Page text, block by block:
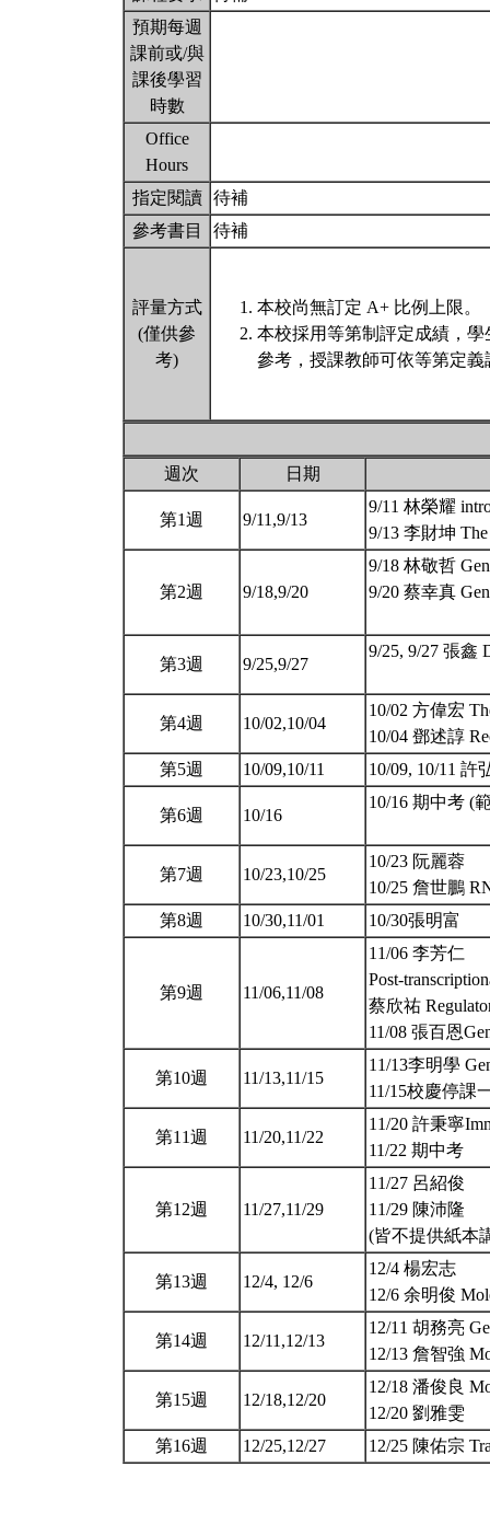
預期每週
課前或/與
課後學習
時數
Office
Hours
指定閱讀
待補
參考書目
待補
評量方式
(僅供參
考)
本校尚無訂定 A+ 比例上限。
本校採用等第制評定成績，
參考，授課教師可依等第定
週次 日期
第1週 9/11,9/13
9/11 林榮耀
9/13 李財坤
第2週 9/18,9/20
9/18 林敬哲
9/20 蔡幸真
第3週 9/25,9/27
9/25, 9/27 張鑫
第4週 10/02,10/04
10/02 方偉宏
10/04 鄧述諄
第5週
10/09,10/11 10/09, 10/11 許
第6週 10/16
10/16 期中考 (
第7週 10/23,10/25
10/23 阮麗蓉
10/25 詹世鵬
第8週
10/30,11/01 10/30張明富
第9週 11/06,11/08
11/06 李芳仁
Post-
蔡欣祐
11/08 張百恩
第10週 11/13,11/15
11/13李明學
11/15校慶停課
第11週 11/20,11/22
11/20 許秉寧
11/22 期中考
第12週 11/27,11/29
11/27 呂紹俊
11/29 陳沛隆
(皆不提供紙本
第13週 12/4, 12/6
12/4 楊宏志
12/6 余明俊
第14週 12/11,12/13
12/11 胡務亮
12/13 詹智強
第15週 12/18,12/20
12/18 潘俊良
12/20 劉雅雯
第16週
12/25,12/27 12/25 陳佑宗